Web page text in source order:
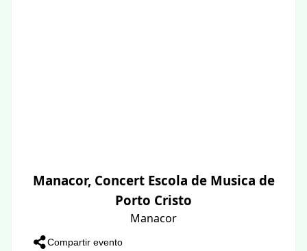
Manacor, Concert Escola de Musica de
Porto Cristo
Manacor
Compartir evento